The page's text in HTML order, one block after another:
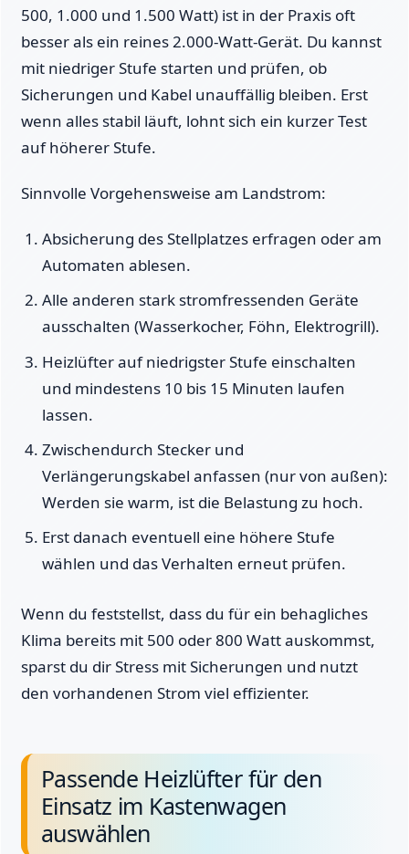
500, 1.000 und 1.500 Watt) ist in der Praxis oft
besser als ein reines 2.000-Watt-Gerät. Du kannst
mit niedriger Stufe starten und prüfen, ob
Sicherungen und Kabel unauffällig bleiben. Erst
wenn alles stabil läuft, lohnt sich ein kurzer Test
auf höherer Stufe.
Sinnvolle Vorgehensweise am Landstrom:
Absicherung des Stellplatzes erfragen oder am
Automaten ablesen.
Alle anderen stark stromfressenden Geräte
ausschalten (Wasserkocher, Föhn, Elektrogrill).
Heizlüfter auf niedrigster Stufe einschalten
und mindestens 10 bis 15 Minuten laufen
lassen.
Zwischendurch Stecker und
Verlängerungskabel anfassen (nur von außen):
Werden sie warm, ist die Belastung zu hoch.
Erst danach eventuell eine höhere Stufe
wählen und das Verhalten erneut prüfen.
Wenn du feststellst, dass du für ein behagliches
Klima bereits mit 500 oder 800 Watt auskommst,
sparst du dir Stress mit Sicherungen und nutzt
den vorhandenen Strom viel effizienter.
Passende Heizlüfter für den
Einsatz im Kastenwagen
auswählen